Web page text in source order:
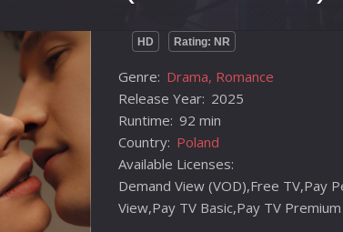
HD Rating: NR
Genre: Drama, Romance
Release Year: 2025
Runtime: 92 min
Country: Poland
Available Licenses:
Demand View (VOD),Free TV,Pay
View,Pay TV Basic,Pay TV Premium